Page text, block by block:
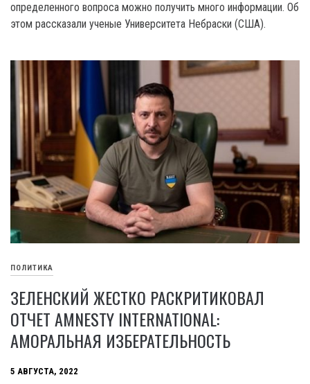
определенного вопроса можно получить много информации. Об
этом рассказали ученые Университета Небраски (США).
ПОЛИТИКА
ЗЕЛЕНСКИЙ ЖЕСТКО РАСКРИТИКОВАЛ
ОТЧЕТ AMNESTY INTERNATIONAL:
АМОРАЛЬНАЯ ИЗБЕРАТЕЛЬНОСТЬ
5 АВГУСТА, 2022